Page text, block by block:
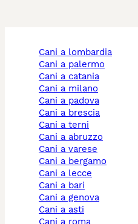
cani a lombardia
cani a palermo
cani a catania
cani a milano
cani a padova
cani a brescia
cani a terni
cani a abruzzo
cani a varese
cani a bergamo
cani a lecce
cani a bari
cani a genova
cani a asti